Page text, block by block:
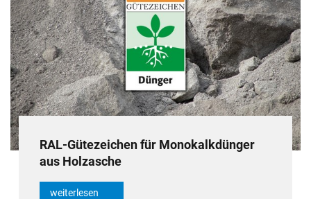
RAL-Gütezeichen für Monokalkdünger
aus Holzasche
weiterlesen